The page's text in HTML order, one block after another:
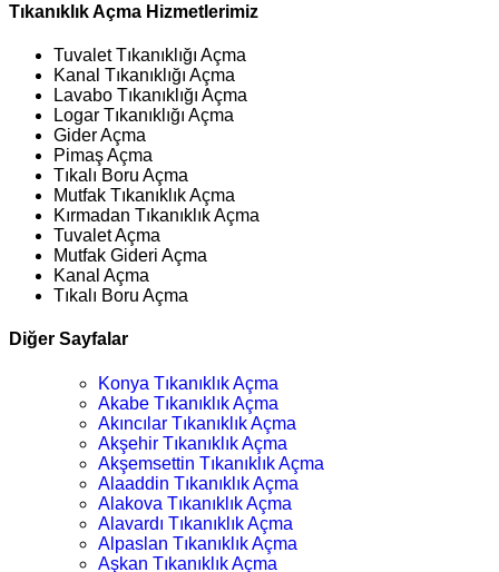
Tıkanıklık Açma Hizmetlerimiz
Tuvalet Tıkanıklığı Açma
Kanal Tıkanıklığı Açma
Lavabo Tıkanıklığı Açma
Logar Tıkanıklığı Açma
Gider Açma
Pimaş Açma
Tıkalı Boru Açma
Mutfak Tıkanıklık Açma
Kırmadan Tıkanıklık Açma
Tuvalet Açma
Mutfak Gideri Açma
Kanal Açma
Tıkalı Boru Açma
Diğer Sayfalar
Konya Tıkanıklık Açma
Akabe Tıkanıklık Açma
Akıncılar Tıkanıklık Açma
Akşehir Tıkanıklık Açma
Akşemsettin Tıkanıklık Açma
Alaaddin Tıkanıklık Açma
Alakova Tıkanıklık Açma
Alavardı Tıkanıklık Açma
Alpaslan Tıkanıklık Açma
Aşkan Tıkanıklık Açma